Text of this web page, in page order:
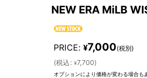
NEW ERA MiLB
PRICE: ¥7,000(税別)
(税込: ¥7,700)
オプションにより価格が変わる場合も